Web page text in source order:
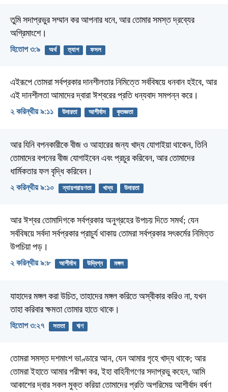
তুমি সদাপ্রভুর সম্মান কর আপনার ধনে, আর তোমার সমস্ত দ্রব্যের
অগ্রিমাংশে।
হিতোপ ৩:৯ অর্থ ত্যাগ ফসল
এইরূপে তোমরা সর্বপ্রকার দানশীলতার নিমিত্তে সর্ববিষয়ে ধনবান হইবে, আর
এই দানশীলতা আমাদের দ্বারা ঈশ্বরের প্রতি ধন্যবাদ সমপন্ন করে।
২ করিন্থীয় ৯:১১ উদারতা আশীর্বাদ কৃতজ্ঞতা
আর যিনি বপনকারীকে বীজ ও আহারের জন্য খাদ্য যোগাইয়া থাকেন, তিনি
তোমাদের বপনের বীজ যোগাইবেন এবং প্রচুর করিবেন, আর তোমাদের
ধার্মিকতার ফল বৃদ্ধি করিবেন।
২ করিন্থীয় ৯:১০ ন্যায়পরায়ণতা খাদ্য উদারতা
আর ঈশ্বর তোমাদিগকে সর্বপ্রকার অনুগ্রহের উপচয় দিতে সমর্থ; যেন
সর্ববিষয়ে সর্বদা সর্বপ্রকার প্রাচুর্য থাকায় তোমরা সর্বপ্রকার সৎকর্মের নিমিত্ত
উপচিয়া পড়।
২ করিন্থীয় ৯:৮ আশীর্বাদ উদ্বিগ্ন মঙ্গল
যাহাদের মঙ্গল করা উচিত, তাহাদের মঙ্গল করিতে অস্বীকার করিও না, যখন
তাহা করিবার ক্ষমতা তোমার হাতে থাকে।
হিতোপ ৩:২৭ সততা ঋণ
তোমরা সমস্ত দশমাংশ ভাণ্ডারে আন, যেন আমার গৃহে খাদ্য থাকে; আর
তোমরা ইহাতে আমার পরীক্ষা কর, ইহা বাহিনীগণের সদাপ্রভু কহেন, আমি
আকাশের দ্বার সকল মুক্ত করিয়া তোমাদের প্রতি অপরিমেয় আশীর্বাদ বর্ষণ